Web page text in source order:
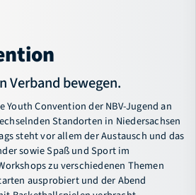
Verband bewegen.
Convention der NBV-Jugend an
Standorten in Niedersachsen
steht vor allem der Austausch und das
sowie Spaß und Sport im
zu verschiedenen Themen
ausprobiert und der Abend